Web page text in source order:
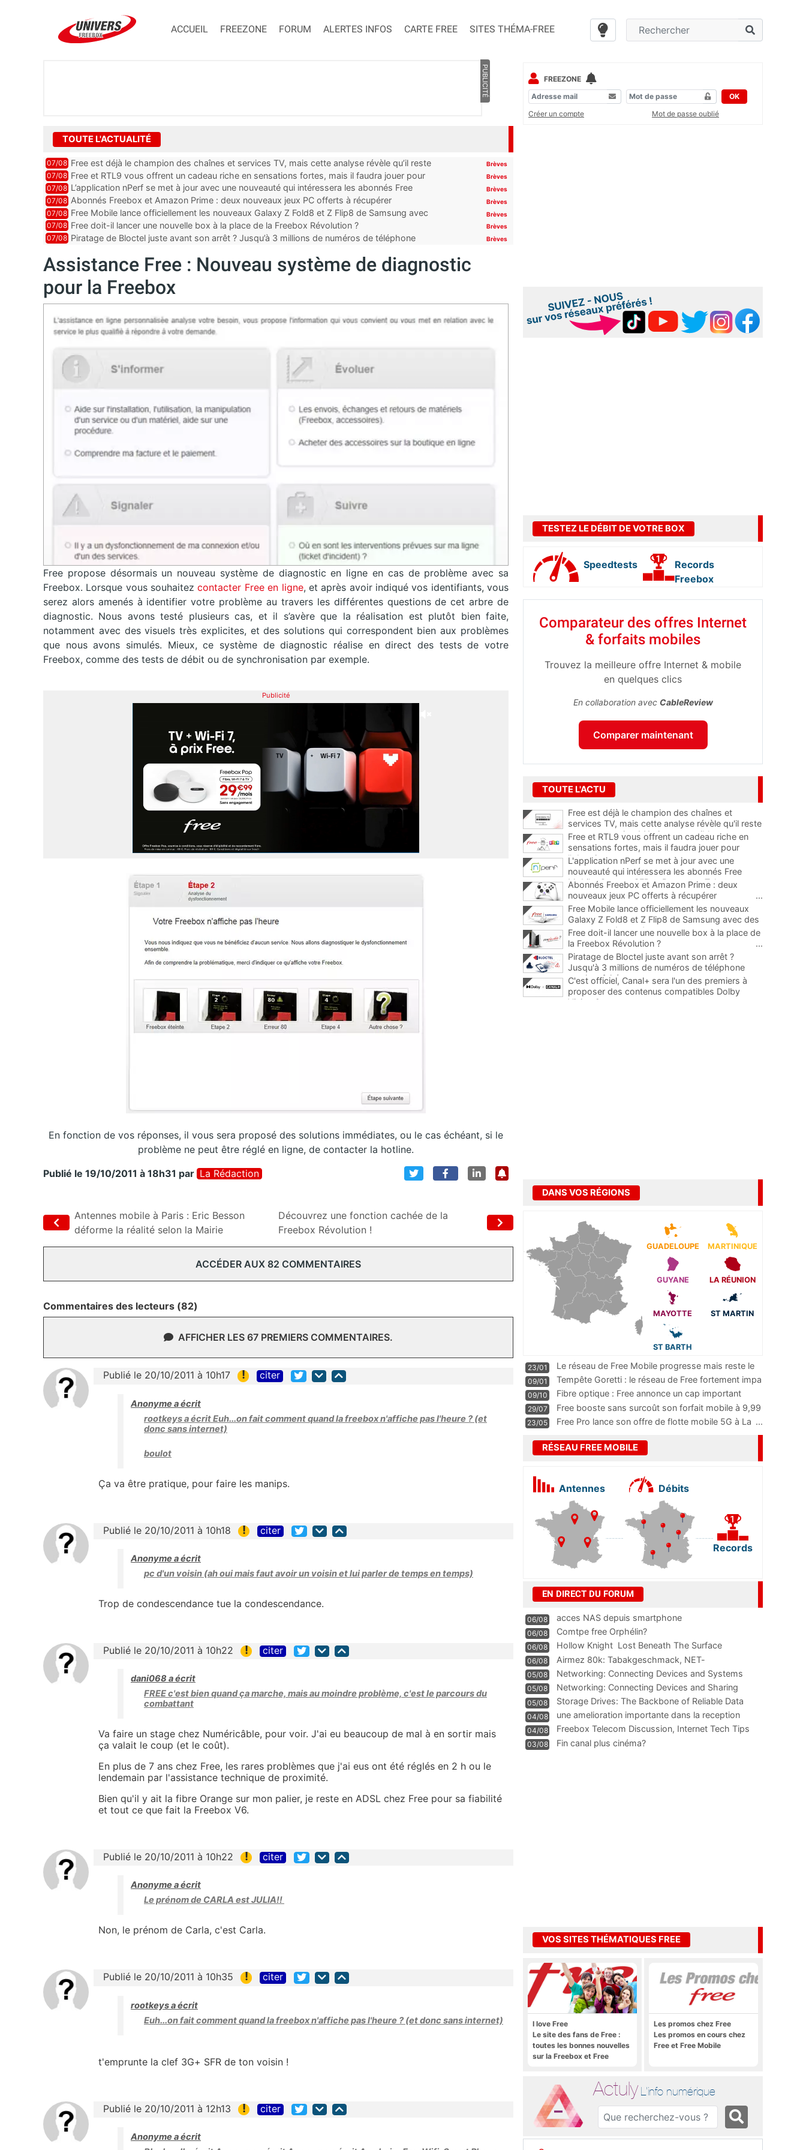
ACCUEIL FREEZONE FORUM ALERTES INFOS CARTE FREE SITES THÉMA-FREE
PUBLICITÉ
TOUTE L'ACTUALITÉ
07/08 Free est déjà le champion des chaînes et services TV, mais cette analyse révèle qu’il reste
encore au moin...
Brèves
07/08 Free et RTL9 vous offrent un cadeau riche en sensations fortes, mais il faudra jouer pour
l’obtenir
Brèves
07/08 L’application nPerf se met à jour avec une nouveauté qui intéressera les abonnés Free
Mobile, Orange, SFR ...
Brèves
07/08 Abonnés Freebox et Amazon Prime : deux nouveaux jeux PC offerts à récupérer Brèves
07/08 Free Mobile lance officiellement les nouveaux Galaxy Z Fold8 et Z Flip8 de Samsung avec
des promos et des cadeaux
Brèves
07/08 Free doit-il lancer une nouvelle box à la place de la Freebox Révolution ? Brèves
07/08 Piratage de Bloctel juste avant son arrêt ? Jusqu’à 3 millions de numéros de téléphone
Brèves
Assistance Free : Nouveau système de diagnostic
pour la Freebox
Free propose désormais un nouveau système de diagnostic en ligne en cas de problème avec sa
Freebox. Lorsque vous souhaitezcontacter Free en ligne, et après avoir indiqué vos identifiants, vous
serez alors amenés à identifier votre problème au travers les différentes questions de cet arbre de
diagnostic. Nous avons testé plusieurs cas, et il s’avère que la réalisation est plutôt bien faite,
notamment avec des visuels très explicites, et des solutions qui correspondent bien aux problèmes
que nous avons simulés. Mieux, ce système de diagnostic réalise en direct des tests de votre
Freebox, comme des tests de débit ou de synchronisation par exemple.
Publicité
En fonction de vos réponses, il vous sera proposé des solutions immédiates, ou le cas échéant, si le
problème ne peut être réglé en ligne, de contacter la hotline.
Publié le 19/10/2011 à 18h31 par La Rédaction
Antennes mobile à Paris : Eric Besson
déforme la réalité selon la Mairie
Découvrez une fonction cachée de la
Freebox Révolution !
ACCÉDER AUX 82 COMMENTAIRES
Commentaires des lecteurs (82)
AFFICHER LES 67 PREMIERS COMMENTAIRES.
Publié le 20/10/2011 à 10h17 ! citer
Anonyme a écrit
rootkeys a écrit Euh...on fait comment quand la freebox n'affiche pas l'heure ? (et
donc sans internet)
boulot
Ça va être pratique, pour faire les manips.
Publié le 20/10/2011 à 10h18 ! citer
Anonyme a écrit
pc d'un voisin (ah oui mais faut avoir un voisin et lui parler de temps en temps)
Trop de condescendance tue la condescendance.
Publié le 20/10/2011 à 10h22 ! citer
dani068 a écrit
FREE c'est bien quand ça marche, mais au moindre problème, c'est le parcours du
combattant
Va faire un stage chez Numéricâble, pour voir. J'ai eu beaucoup de mal à en sortir mais
ça valait le coup (et le coût).
En plus de 7 ans chez Free, les rares problèmes que j'ai eus ont été réglés en 2 h ou le
lendemain par l'assistance technique de proximité.
Bien qu'il y ait la fibre Orange sur mon palier, je reste en ADSL chez Free pour sa fiabilité
et tout ce que fait la Freebox V6.
Publié le 20/10/2011 à 10h22 ! citer
Anonyme a écrit
Le prénom de CARLA est JULIA!!
Non, le prénom de Carla, c'est Carla.
Publié le 20/10/2011 à 10h35 ! citer
rootkeys a écrit
Euh...on fait comment quand la freebox n'affiche pas l'heure ? (et donc sans internet)
t'emprunte la clef 3G+ SFR de ton voisin !
Publié le 20/10/2011 à 12h13 ! citer
Anonyme a écrit
FREEZONE
OK
Créer un compte
Mot de passe oublié
TESTEZ LE DÉBIT DE VOTRE BOX
Speedtests
Records
Freebox
Comparateur des offres Internet
& forfaits mobiles
Trouvez la meilleure offre Internet & mobile
en quelques clics
En collaboration avec CableReview
Comparer maintenant
TOUTE L'ACTU
Free est déjà le champion des chaînes et
services TV, mais cette analyse révèle qu'il reste
encore au moins 141 ajouts possibles
Free et RTL9 vous offrent un cadeau riche en
sensations fortes, mais il faudra jouer pour
l'obtenir
L'application nPerf se met à jour avec une
nouveauté qui intéressera les abonnés Free
Mobile, Orange, SFR et Bouygues Telecom
Abonnés Freebox et Amazon Prime : deux
nouveaux jeux PC offerts à récupérer
...
Free Mobile lance officiellement les nouveaux
Galaxy Z Fold8 et Z Flip8 de Samsung avec des
promos et des cadeaux
...
Free doit-il lancer une nouvelle box à la place de
la Freebox Révolution ?
...
Piratage de Bloctel juste avant son arrêt ?
Jusqu'à 3 millions de numéros de téléphone
auraient fuité
C'est officiel, Canal+ sera l'un des premiers à
proposer des contenus compatibles Dolby
Vision 2
DANS VOS RÉGIONS
GUADELOUPE MARTINIQUE
GUYANE LA RÉUNION
MAYOTTE ST MARTIN
ST BARTH
23/01
Le réseau de Free Mobile progresse mais reste le
m
...
09/01
Tempête Goretti : le réseau de Free fortement impa
09/10
Fibre optique : Free annonce un cap important
pass
...
29/07
Free booste sans surcoût son forfait mobile à 9,99
23/05 Free Pro lance son offre de flotte mobile 5G à La ...
RÉSEAU FREE MOBILE
Antennes Débits
Records
EN DIRECT DU FORUM
06/08 acces NAS depuis smartphone
06/08 Comtpe free Orphélin?
06/08 Hollow Knight  Lost Beneath The Surface
06/08
Airmez 80k: Tabakgeschmack, NET-
Technologie und Leistung im
05/08 Networking: Connecting Devices and Systems
05/08
Networking: Connecting Devices and Sharing
Information
05/08
Storage Drives: The Backbone of Reliable Data
Management
04/08
une amelioration importante dans la reception
WIFI
04/08
Freebox Telecom Discussion, Internet Tech Tips
Communi
03/08 Fin canal plus cinéma?
VOS SITES THÉMATIQUES FREE
I love Free
Le site des fans de Free :
toutes les bonnes nouvelles
sur la Freebox et Free
Les promos chez Free
Les promos en cours chez
Free et Free Mobile
Actuly L'info numérique